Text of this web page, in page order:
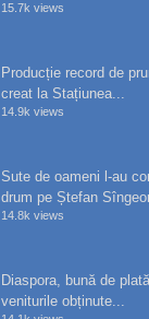
15.7k views
Producție record de
creat la Stațiunea...
14.9k views
Sute de oameni l-au
drum pe Ștefan
14.8k views
Diaspora, bună de
veniturile obținute...